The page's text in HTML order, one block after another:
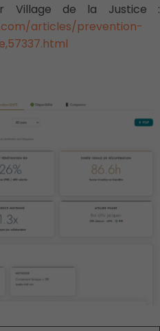
Village de la Justice :
articles/prevention-